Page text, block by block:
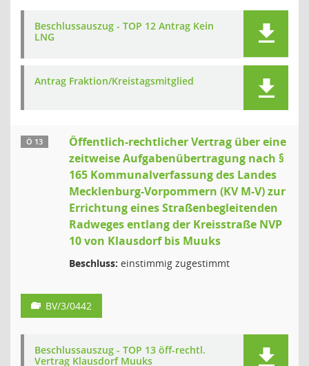
Beschlussauszug - TOP 12 Antrag Kein
LNG
Antrag Fraktion/Kreistagsmitglied
Ö 13
Öffentlich-rechtlicher Vertrag über eine
zeitweise Aufgabenübertragung nach §
165 Kommunalverfassung des Landes
Mecklenburg-Vorpommern (KV M-V) zur
Errichtung eines Straßenbegleitenden
Radweges entlang der Kreisstraße NVP
10 von Klausdorf bis Muuks
Beschluss: einstimmig zugestimmt
BV/3/0442
Beschlussauszug - TOP 13 öff-rechtl.
Vertrag Klausdorf Muuks